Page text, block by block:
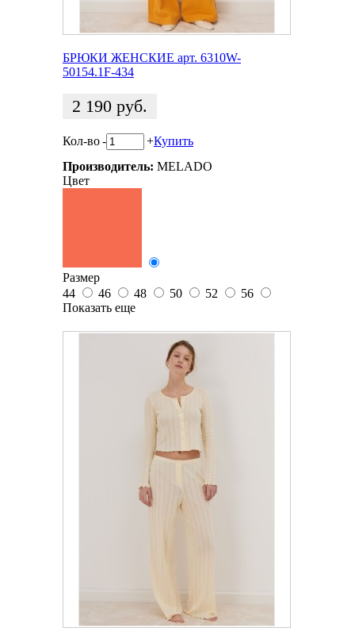
БРЮКИ ЖЕНСКИЕ арт. 6310W-
50154.1F-434
2 190 руб.
Кол-во- +Купить
Производитель: MELADO
Цвет
Размер
44
46 48 50 52
56
Показать еще